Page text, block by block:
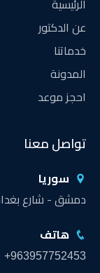
الرئيسية
عن الدكتور
خدماتنا
المدونة
احجز موعد
تواصل معنا
سوريا
دمشق - شارع
هاتف
+963957752453